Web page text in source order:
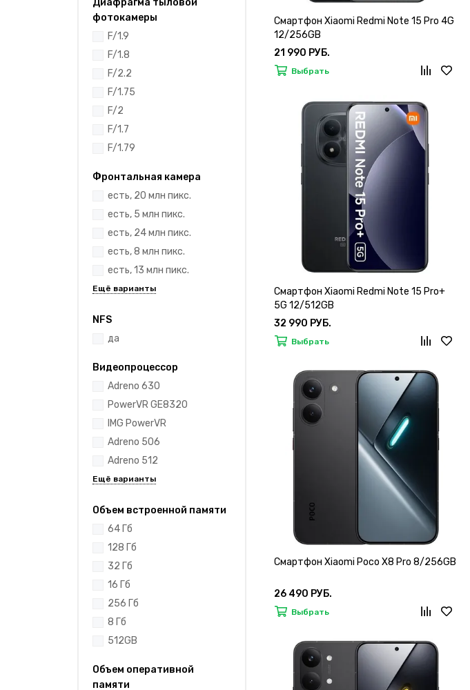
Диафрагма тыловой
фотокамеры
F/1.9
F/1.8
F/2.2
F/1.75
F/2
F/1.7
F/1.79
Фронтальная камера
есть, 20 млн пикс.
есть, 5 млн пикс.
есть, 24 млн пикс.
есть, 8 млн пикс.
есть, 13 млн пикс.
NFS
да
Видеопроцессор
Adreno 630
PowerVR GE8320
IMG PowerVR
Adreno 506
Adreno 512
Объем встроенной памяти
64 Гб
128 Гб
32 Гб
16 Гб
256 Гб
8 Гб
512GB
Объем оперативной
памяти
Смартфон Xiaomi Redmi Note 15 Pro 4G
12/256GB
21 990 РУБ.
Выбрать
Смартфон Xiaomi Redmi Note 15 Pro+
5G 12/512GB
32 990 РУБ.
Выбрать
Смартфон Xiaomi Poco X8 Pro 8/256GB
26 490 РУБ.
Выбрать